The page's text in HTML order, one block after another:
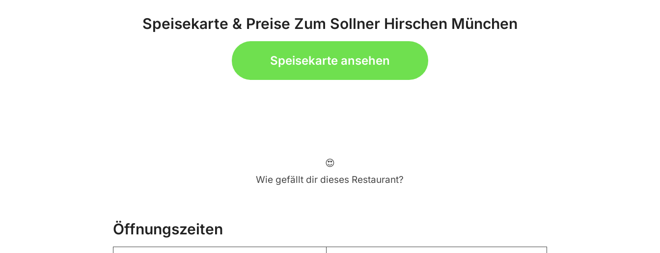
Speisekarte & Preise Zum Sollner Hirschen München
Speisekarte ansehen
😍
Wie gefällt dir dieses Restaurant?
Öffnungszeiten